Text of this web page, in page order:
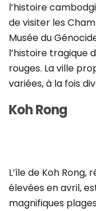
l’histoire
de visiter les
Musée du
l’histoire tragique
rouges. La ville
variées, à la fois
Koh Rong
L’île de Koh
élevées en avril,
magnifiques